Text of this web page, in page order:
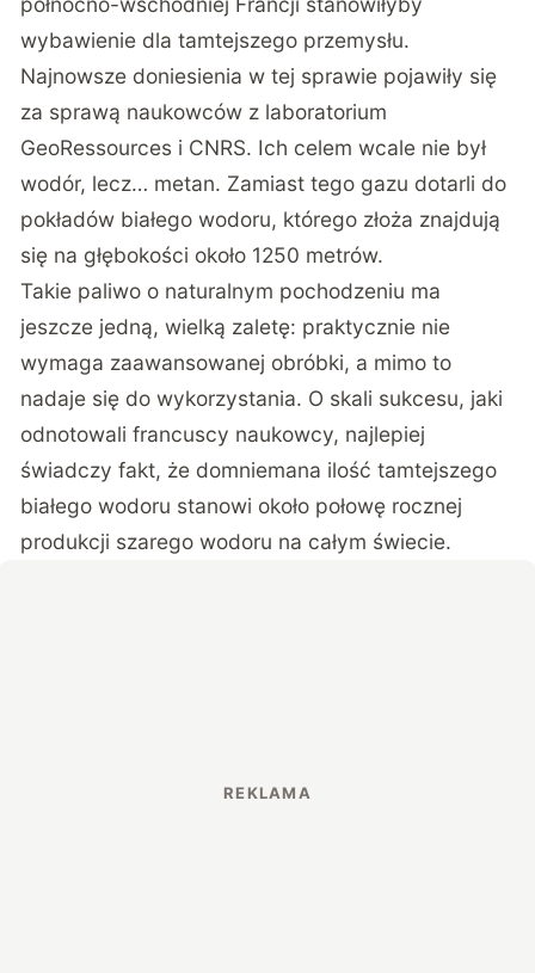
wybawienie dla tamtejszego przemysłu.
Najnowsze doniesienia w tej sprawie pojawiły się
za sprawą naukowców z laboratorium
GeoRessources i CNRS. Ich celem wcale nie był
wodór, lecz… metan. Zamiast tego gazu dotarli do
pokładów białego wodoru, którego złoża znajdują
się na głębokości około 1250 metrów.
Takie paliwo o naturalnym pochodzeniu ma
jeszcze jedną, wielką zaletę: praktycznie nie
wymaga zaawansowanej obróbki, a mimo to
nadaje się do wykorzystania. O skali sukcesu, jaki
odnotowali francuscy naukowcy, najlepiej
świadczy fakt, że domniemana ilość tamtejszego
białego wodoru stanowi około połowę rocznej
produkcji szarego wodoru na całym świecie.